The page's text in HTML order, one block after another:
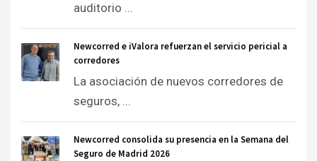
auditorio ...
Newcorred e iValora refuerzan el servicio pericial a
corredores
La asociación de nuevos corredores de
seguros, ...
Newcorred consolida su presencia en la Semana del
Seguro de Madrid 2026